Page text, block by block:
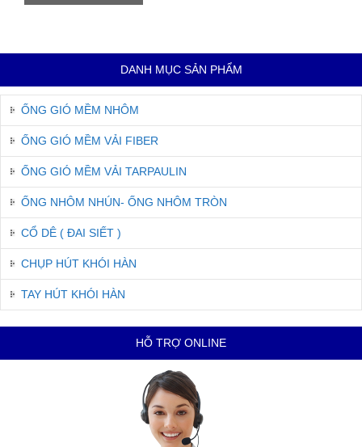
DANH MỤC SẢN PHẨM
ỐNG GIÓ MỀM NHÔM
ỐNG GIÓ MỀM VẢI FIBER
ỐNG GIÓ MỀM VẢI TARPAULIN
ỐNG NHÔM NHÚN- ỐNG NHÔM TRÒN
CỔ DÊ ( ĐAI SIẾT )
CHỤP HÚT KHÓI HÀN
TAY HÚT KHÓI HÀN
HỖ TRỢ ONLINE